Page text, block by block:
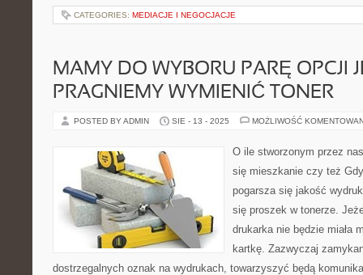
CATEGORIES: MEDIACJE I NEGOCJACJE
MAMY DO WYBORU PARĘ OPCJI
PRAGNIEMY WYMIENIĆ TONER
POSTED BY ADMIN SIE - 13 - 2025 MOŻLIWOŚĆ
O ile stworzonym przez
się mieszkanie czy też
pogarsza się jakość
się proszek w tonerze.
drukarka nie będzie miała
kartkę. Zazwyczaj
dostrzegalnych oznak na wydrukach, towarzyszyć będą